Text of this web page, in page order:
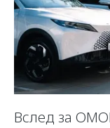
Вслед за